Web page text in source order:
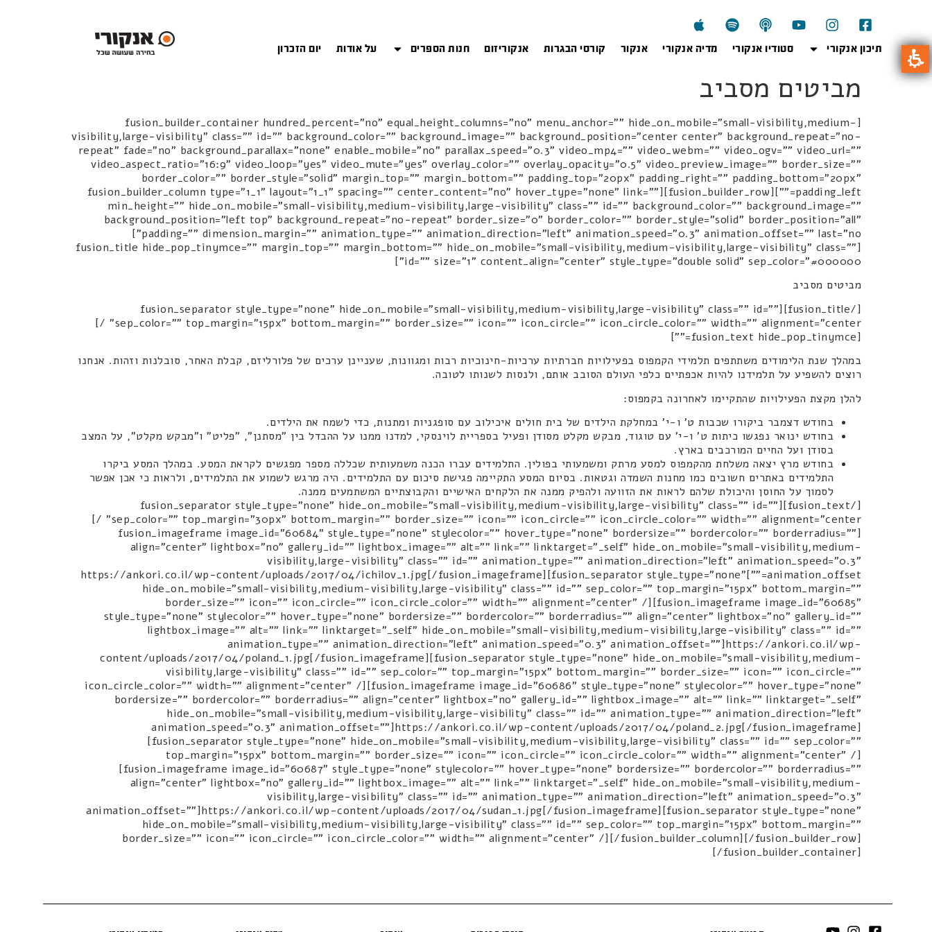
תיכון אנקורי סטודיו אנקורי מדיה אנקורי אנקור קורסי הבגרות אנקוריזום חנות הספרים על אודות יום הזכרון
מביטים מסביב
[fusion_builder_container hundred_percent="no" equal_height_columns="no" menu_anchor="" hide_on_mobile="small-visibility,medium-
visibility,large-visibility" class="" id="" background_color="" background_image="" background_position="center center" background_repeat="no-
repeat" fade="no" background_parallax="none" enable_mobile="no" parallax_speed="0.3" video_mp4="" video_webm="" video_ogv="" video_url=""
video_aspect_ratio="16:9" video_loop="yes" video_mute="yes" overlay_color="" overlay_opacity="0.5" video_preview_image="" border_size=""
border_color="" border_style="solid" margin_top="" margin_bottom="" padding_top="20px" padding_right="" padding_bottom="20px"
padding_left=""][fusion_builder_row][fusion_builder_column type="1_1" layout="1_1" spacing="" center_content="no" hover_type="none" link=""
min_height="" hide_on_mobile="small-visibility,medium-visibility,large-visibility" class="" id="" background_color="" background_image=""
background_position="left top" background_repeat="no-repeat" border_size="0" border_color="" border_style="solid" border_position="all"
padding="" dimension_margin="" animation_type="" animation_direction="left" animation_speed="0.3" animation_offset="" last="no"]
[fusion_title hide_pop_tinymce="" margin_top="" margin_bottom="" hide_on_mobile="small-visibility,medium-visibility,large-visibility" class=""
id="" size="1" content_align="center" style_type="double solid" sep_color="#000000"]
מביטים מסביב
[/fusion_title][fusion_separator style_type="none" hide_on_mobile="small-visibility,medium-visibility,large-visibility" class="" id=""
sep_color="" top_margin="15px" bottom_margin="" border_size="" icon="" icon_circle="" icon_circle_color="" width="" alignment="center" /]
[fusion_text hide_pop_tinymce=""]
במהלך שנת הלימודים משתתפים תלמידי הקמפוס בפעילויות חברתיות ערכיות-חינוכיות רבות ומגוונות, שעניינן ערכים של פלורליזם, קבלת האחר, סובלנות וזהות. אנחנו
רוצים להשפיע על תלמידנו להיות אכפתיים כלפי העולם הסובב אותם, ולנסות לשנותו לטובה.
להלן מקצת הפעילויות שהתקיימו לאחרונה בקמפוס:
בחודש דצמבר ביקורו שכבות ט' ו-י' במחלקת הילדים של בית חולים איכילוב עם סופגניות ומתנות, כדי לשמח את הילדים.
בחודש ינואר נפגשו כיתות ט' ו-י' עם טוגוד, מבקש מקלט מסודן ופעיל בספריית לוינסקי, למדנו ממנו על ההבדל בין "מסתנן", "פליט" ו"מבקש מקלט", על המצב
בסודן ועל החיים המורכבים בארץ.
בחודש מרץ יצאה משלחת מהקמפוס למסע מרתק ומשמעותי בפולין. התלמידים עברו הכנה משמעותית שכללה מספר מפגשים לקראת המסע. במהלך המסע ביקרו
התלמידים באתרים חשובים כמו מחנות השמדה וגטאות. בסיום המסע התקיימה פגישת סיכום עם התלמידים. היה מרגש לשמוע את התלמידים, ולראות כי אכן אפשר
לסמוך על החוסן והיכולת שלהם לראות את הזוועה ולהפיק ממנה את הלקחים האישיים והקבוצתיים המשתמעים ממנה.
[/fusion_text][fusion_separator style_type="none" hide_on_mobile="small-visibility,medium-visibility,large-visibility" class="" id=""
sep_color="" top_margin="30px" bottom_margin="" border_size="" icon="" icon_circle="" icon_circle_color="" width="" alignment="center" /]
[fusion_imageframe image_id="60684" style_type="none" stylecolor="" hover_type="none" bordersize="" bordercolor="" borderradius=""
align="center" lightbox="no" gallery_id="" lightbox_image="" alt="" link="" linktarget="_self" hide_on_mobile="small-visibility,medium-
visibility,large-visibility" class="" id="" animation_type="" animation_direction="left" animation_speed="0.3"
animation_offset=""]https://ankori.co.il/wp-content/uploads/2017/04/ichilov_1.jpg[/fusion_imageframe][fusion_separator style_type="none"
hide_on_mobile="small-visibility,medium-visibility,large-visibility" class="" id="" sep_color="" top_margin="15px" bottom_margin=""
border_size="" icon="" icon_circle="" icon_circle_color="" width="" alignment="center" /][fusion_imageframe image_id="60685"
style_type="none" stylecolor="" hover_type="none" bordersize="" bordercolor="" borderradius="" align="center" lightbox="no" gallery_id=""
lightbox_image="" alt="" link="" linktarget="_self" hide_on_mobile="small-visibility,medium-visibility,large-visibility" class="" id=""
animation_type="" animation_direction="left" animation_speed="0.3" animation_offset=""]https://ankori.co.il/wp-
content/uploads/2017/04/poland_1.jpg[/fusion_imageframe][fusion_separator style_type="none" hide_on_mobile="small-visibility,medium-
visibility,large-visibility" class="" id="" sep_color="" top_margin="15px" bottom_margin="" border_size="" icon="" icon_circle=""
icon_circle_color="" width="" alignment="center" /][fusion_imageframe image_id="60686" style_type="none" stylecolor="" hover_type="none"
bordersize="" bordercolor="" borderradius="" align="center" lightbox="no" gallery_id="" lightbox_image="" alt="" link="" linktarget="_self"
hide_on_mobile="small-visibility,medium-visibility,large-visibility" class="" id="" animation_type="" animation_direction="left"
animation_speed="0.3" animation_offset=""]https://ankori.co.il/wp-content/uploads/2017/04/poland_2.jpg[/fusion_imageframe]
[fusion_separator style_type="none" hide_on_mobile="small-visibility,medium-visibility,large-visibility" class="" id="" sep_color=""
top_margin="15px" bottom_margin="" border_size="" icon="" icon_circle="" icon_circle_color="" width="" alignment="center" /]
[fusion_imageframe image_id="60687" style_type="none" stylecolor="" hover_type="none" bordersize="" bordercolor="" borderradius=""
align="center" lightbox="no" gallery_id="" lightbox_image="" alt="" link="" linktarget="_self" hide_on_mobile="small-visibility,medium-
visibility,large-visibility" class="" id="" animation_type="" animation_direction="left" animation_speed="0.3"
animation_offset=""]https://ankori.co.il/wp-content/uploads/2017/04/sudan_1.jpg[/fusion_imageframe][fusion_separator style_type="none"
hide_on_mobile="small-visibility,medium-visibility,large-visibility" class="" id="" sep_color="" top_margin="15px" bottom_margin=""
border_size="" icon="" icon_circle="" icon_circle_color="" width="" alignment="center" /][/fusion_builder_column][/fusion_builder_row]
[/fusion_builder_container]